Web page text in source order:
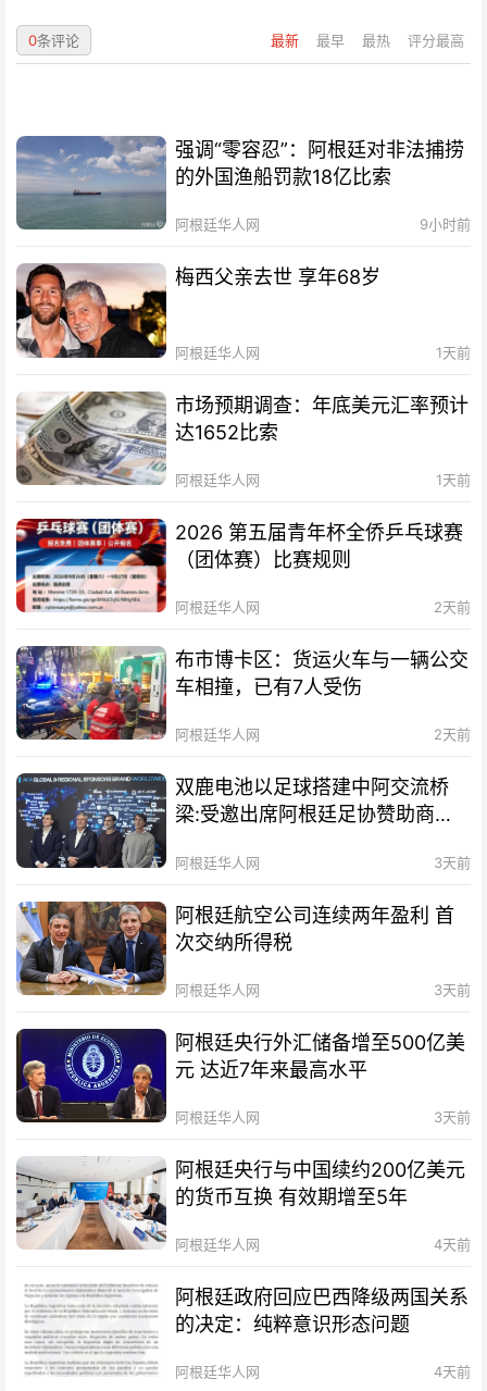
最新 最早 最热 评分最高
0条评论
强调“零容忍”：阿根廷对非法捕捞
的外国渔船罚款18亿比索
阿根廷华人网 9小时前
梅西父亲去世 享年68岁
阿根廷华人网 1天前
市场预期调查：年底美元汇率预计
达1652比索
阿根廷华人网 1天前
2026 第五届青年杯全侨乒乓球赛
（团体赛）比赛规则
阿根廷华人网 2天前
布市博卡区：货运火车与一辆公交
车相撞，已有7人受伤
阿根廷华人网 2天前
双鹿电池以足球搭建中阿交流桥
梁:受邀出席阿根廷足协赞助商招
阿根廷华人网 3天前
阿根廷航空公司连续两年盈利 首
次交纳所得税
阿根廷华人网 3天前
阿根廷央行外汇储备增至500亿美
元 达近7年来最高水平
阿根廷华人网 3天前
阿根廷央行与中国续约200亿美元
的货币互换 有效期增至5年
阿根廷华人网 4天前
阿根廷政府回应巴西降级两国关系
的决定：纯粹意识形态问题
阿根廷华人网 4天前